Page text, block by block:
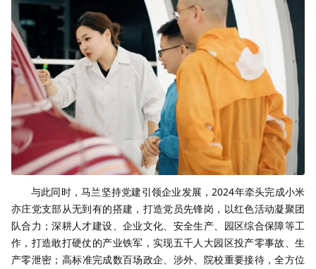
与此同时，马兰坚持党建引领企业发展，2024年牵头完成小米
亦庄党支部从无到有的搭建，打造党员先锋岗，以红色活动凝聚团
队合力；深耕人才建设、企业文化、安全生产、园区综合保障等工
作，打造敢打硬仗的产业铁军，实现五千人大园区投产零事故、生
产零泄密；高标准完成数百场政企、涉外、院校重要接待，全方位